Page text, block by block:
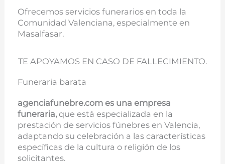
Ofrecemos servicios funerarios en toda la
Comunidad Valenciana, especialmente en
Masalfasar.
TE APOYAMOS EN CASO DE FALLECIMIENTO.
Funeraria barata
agenciafunebre.com es una empresa
funeraria, que está especializada en la
prestación de servicios fúnebres en Valencia,
adaptando su celebración a las características
específicas de la cultura o religión de los
solicitantes.